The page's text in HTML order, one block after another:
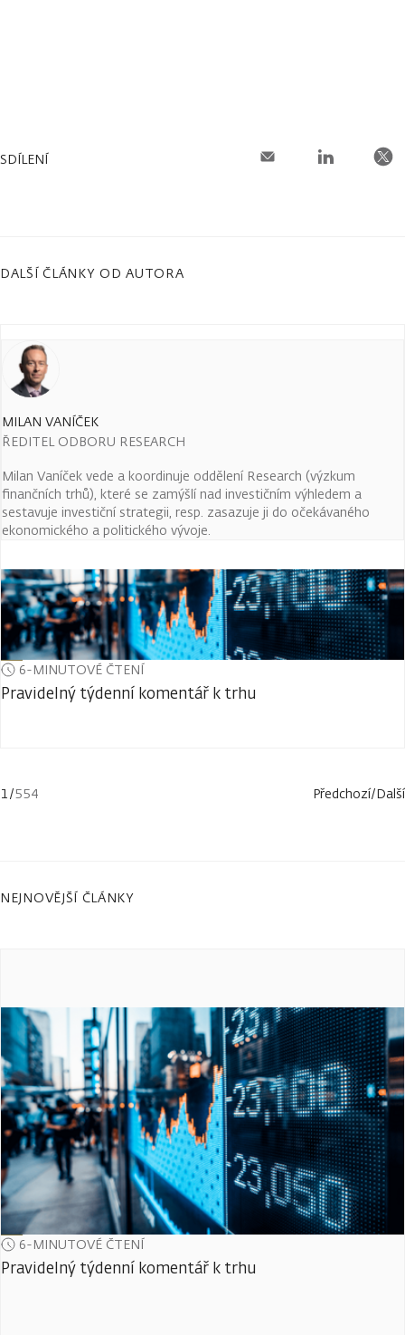
SDÍLENÍ
DALŠÍ ČLÁNKY OD AUTORA
MILAN VANÍČEK
ŘEDITEL ODBORU RESEARCH
Milan Vaníček vede a koordinuje oddělení Research (výzkum
finančních trhů), které se zamýšlí nad investičním výhledem a
sestavuje investiční strategii, resp. zasazuje ji do očekávaného
ekonomického a politického vývoje.
6-MINUTOVÉ ČTENÍ
Pravidelný týdenní komentář k trhu
1/554 Předchozí/Další
NEJNOVĚJŠÍ ČLÁNKY
6-MINUTOVÉ ČTENÍ
Pravidelný týdenní komentář k trhu